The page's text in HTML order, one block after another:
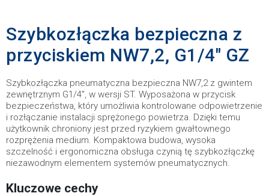
Szybkozłączka bezpieczna z
przyciskiem NW7,2, G1/4" GZ
Szybkozłączka pneumatyczna bezpieczna NW7,2 z gwintem
zewnętrznym G1/4", w wersji ST. Wyposażona w przycisk
bezpieczeństwa, który umożliwia kontrolowane odpowietrzenie
i rozłączanie instalacji sprężonego powietrza. Dzięki temu
użytkownik chroniony jest przed ryzykiem gwałtownego
rozprężenia medium. Kompaktowa budowa, wysoka
szczelność i ergonomiczna obsługa czynią tę szybkozłączkę
niezawodnym elementem systemów pneumatycznych.
Kluczowe cechy